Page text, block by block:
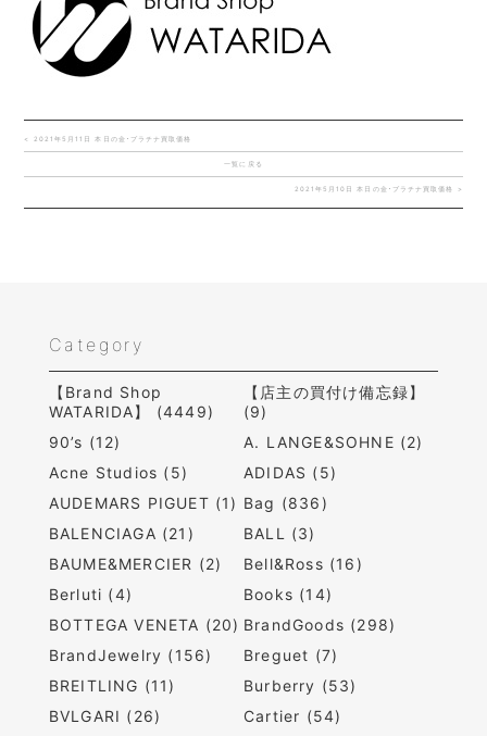
< 2021年5月11日 本日の金･プラチナ買取価格
一覧に戻る
2021年5月10日 本日の金･プラチナ買取価格 >
Category
【Brand Shop
WATARIDA】 (4449)
【店主の買付け備忘録】
(9)
90’s (12)
A. LANGE&SOHNE (2)
Acne Studios (5)
ADIDAS (5)
AUDEMARS PIGUET (1) Bag (836)
BALENCIAGA (21)
BALL (3)
BAUME&MERCIER (2)
Bell&Ross (16)
Berluti (4)
Books (14)
BOTTEGA VENETA (20) BrandGoods (298)
BrandJewelry (156)
Breguet (7)
BREITLING (11)
Burberry (53)
BVLGARI (26)
Cartier (54)